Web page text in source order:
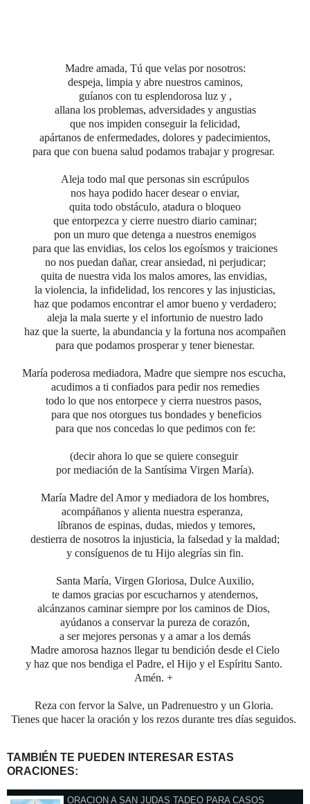
Madre amada, Tú que velas por nosotros:
despeja, limpia y abre nuestros caminos,
guíanos con tu esplendorosa luz y ,
allana los problemas, adversidades y angustias
que nos impiden conseguir la felicidad,
apártanos de enfermedades, dolores y padecimientos,
para que con buena salud podamos trabajar y progresar.
Aleja todo mal que personas sin escrúpulos
nos haya podido hacer desear o enviar,
quita todo obstáculo, atadura o bloqueo
que entorpezca y cierre nuestro diario caminar;
pon un muro que detenga a nuestros enemigos
para que las envidias, los celos los egoísmos y traiciones
no nos puedan dañar, crear ansiedad, ni perjudicar;
quita de nuestra vida los malos amores, las envidias,
la violencia, la infidelidad, los rencores y las injusticias,
haz que podamos encontrar el amor bueno y verdadero;
aleja la mala suerte y el infortunio de nuestro lado
haz que la suerte, la abundancia y la fortuna nos acompañen
para que podamos prosperar y tener bienestar.
María poderosa mediadora, Madre que siempre nos escucha,
acudimos a ti confiados para pedir nos remedies
todo lo que nos entorpece y cierra nuestros pasos,
para que nos otorgues tus bondades y beneficios
para que nos concedas lo que pedimos con fe:
(decir ahora lo que se quiere conseguir
por mediación de la Santísima Virgen María).
María Madre del Amor y mediadora de los hombres,
acompáñanos y alienta nuestra esperanza,
líbranos de espinas, dudas, miedos y temores,
destierra de nosotros la injusticia, la falsedad y la maldad;
y consíguenos de tu Hijo alegrías sin fin.
Santa María, Virgen Gloriosa, Dulce Auxilio,
te damos gracias por escucharnos y atendernos,
alcánzanos caminar siempre por los caminos de Dios,
ayúdanos a conservar la pureza de corazón,
a ser mejores personas y a amar a los demás
Madre amorosa haznos llegar tu bendición desde el Cielo
y haz que nos bendiga el Padre, el Hijo y el Espíritu Santo.
Amén. +
Reza con fervor la Salve, un Padrenuestro y un Gloria.
Tienes que hacer la oración y los rezos durante tres días seguidos.
TAMBIÉN TE PUEDEN INTERESAR ESTAS
ORACIONES:
ORACION A SAN JUDAS TADEO PARA CASOS